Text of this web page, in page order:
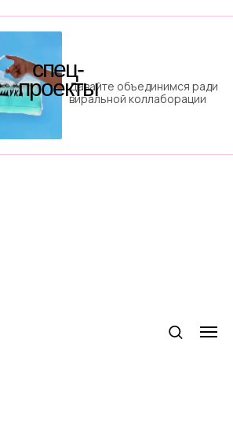
Давайте объединимся ради
виральной коллаборации
спец-
проекты